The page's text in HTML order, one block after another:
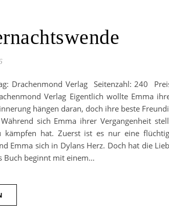
Drachenmond Verlag Seitenzahl: 240
Verlag Eigentlich wollte Emma
hängen daran, doch ihre beste
sich Emma ihrer Vergangenheit
hat. Zuerst ist es nur eine
Emma sich in Dylans Herz. Doch hat die
Buch beginnt mit einem…